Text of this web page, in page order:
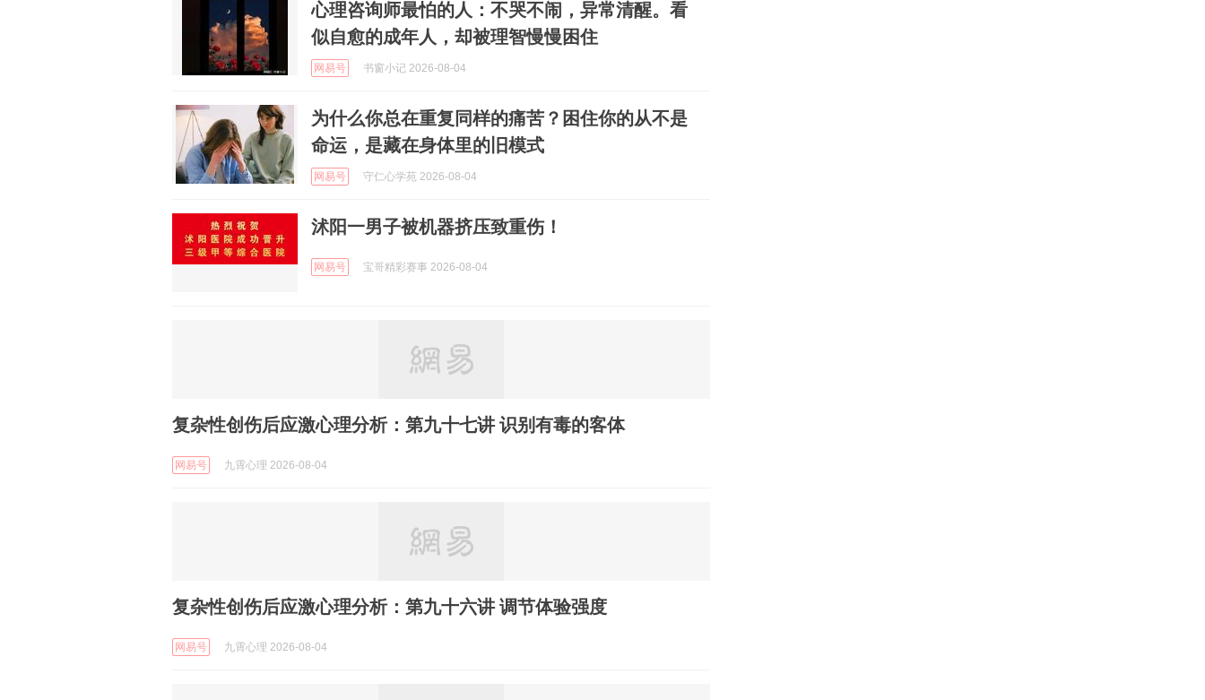
心理咨询师最怕的人：不哭不闹，异常清醒。看
似自愈的成年人，却被理智慢慢困住
网易号 书窗小记 2026-08-04
为什么你总在重复同样的痛苦？困住你的从不是
命运，是藏在身体里的旧模式
网易号 守仁心学苑 2026-08-04
沭阳一男子被机器挤压致重伤！
网易号 宝哥精彩赛事 2026-08-04
复杂性创伤后应激心理分析：第九十七讲 识别有毒的客体
网易号 九霄心理 2026-08-04
复杂性创伤后应激心理分析：第九十六讲 调节体验强度
网易号 九霄心理 2026-08-04